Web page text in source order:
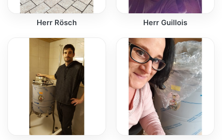
Herr Rösch Herr Guillois